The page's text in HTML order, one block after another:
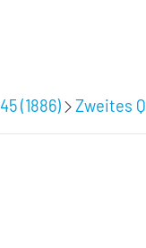
45 (1886) Zweites